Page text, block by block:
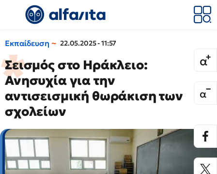
Εκπαίδευση 22.05.2025 - 11:57
Σεισμός στο Ηράκλειο:
Ανησυχία για την
αντισεισμική θωράκιση των
σχολείων